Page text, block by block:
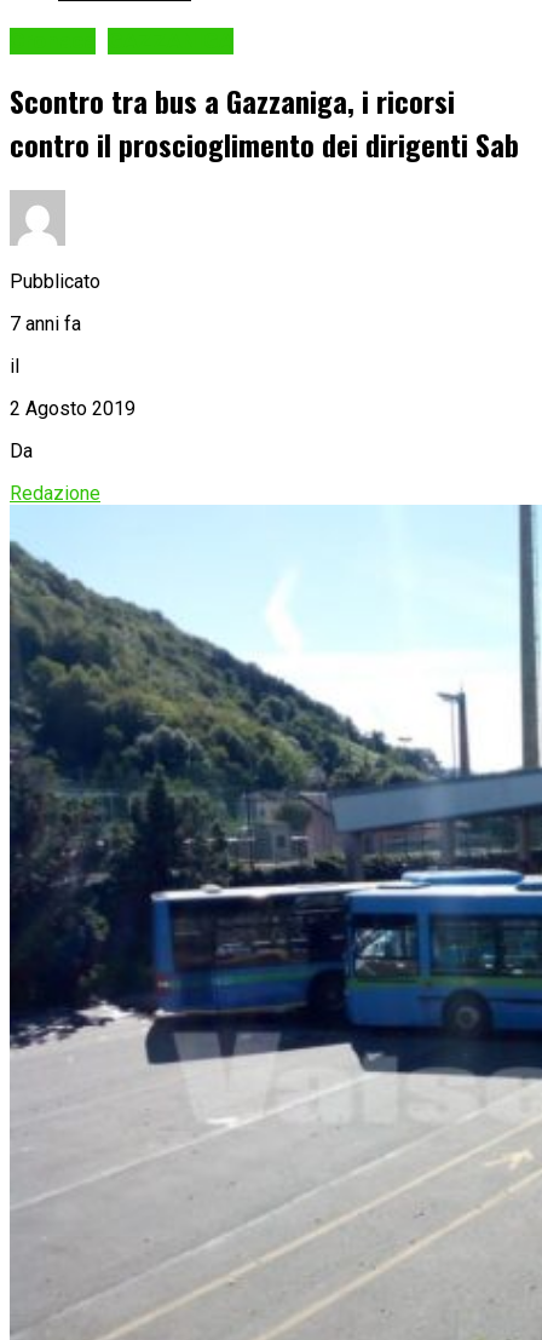
Scontro tra bus a Gazzaniga, i ricorsi
contro il proscioglimento dei dirigenti Sab
Pubblicato
7 anni fa
il
2 Agosto 2019
Da
Redazione